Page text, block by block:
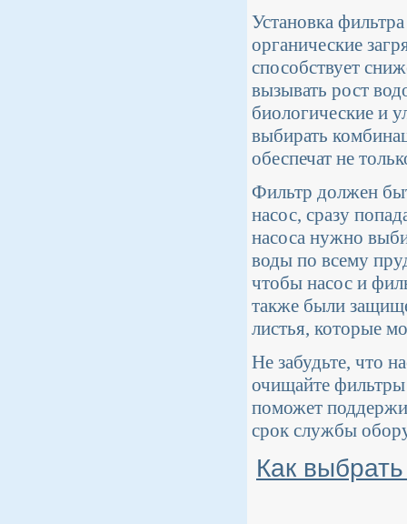
Установка
органические
способствует
вызывать рост
биологические и
выбирать
обеспечат не
Фильтр должен
насос, сразу
насоса нужно
воды по всему
чтобы насос и
также были
листья, которые
Не забудьте, что
очищайте фильтры
поможет
срок службы
Как